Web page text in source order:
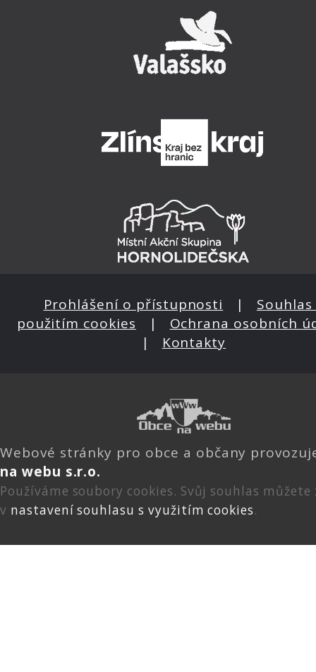
Prohlášení o přístupnosti | Souhlas
použitím cookies | Ochrana osobních
| Kontakty
Webové stránky pro obce a občany
na webu s.r.o.
Používáme soubory cookies. Svůj souhlas
v nastavení souhlasu s využitím cookies.